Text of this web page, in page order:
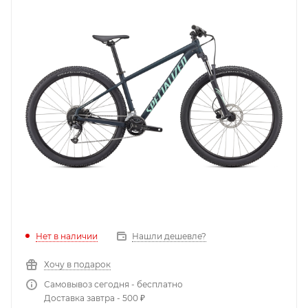
Нет в наличии Нашли дешевле?
Хочу в подарок
Самовывоз сегодня - бесплатно
Доставка завтра - 500 ₽